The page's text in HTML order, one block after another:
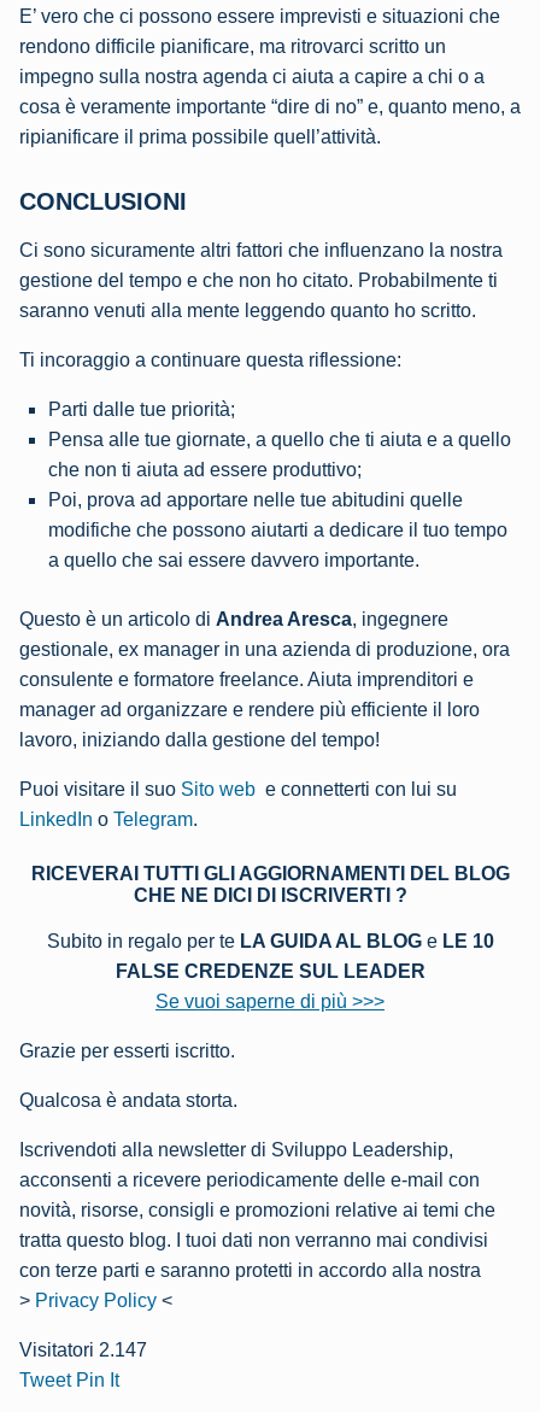
E’ vero che ci possono essere imprevisti e situazioni che
rendono difficile pianificare, ma ritrovarci scritto un
impegno sulla nostra agenda ci aiuta a capire a chi o a
cosa è veramente importante “dire di no” e, quanto meno, a
ripianificare il prima possibile quell’attività.
CONCLUSIONI
Ci sono sicuramente altri fattori che influenzano la nostra
gestione del tempo e che non ho citato. Probabilmente ti
saranno venuti alla mente leggendo quanto ho scritto.
Ti incoraggio a continuare questa riflessione:
Parti dalle tue priorità;
Pensa alle tue giornate, a quello che ti aiuta e a quello
che non ti aiuta ad essere produttivo;
Poi, prova ad apportare nelle tue abitudini quelle
modifiche che possono aiutarti a dedicare il tuo tempo
a quello che sai essere davvero importante.
Questo è un articolo di Andrea Aresca, ingegnere
gestionale, ex manager in una azienda di produzione, ora
consulente e formatore freelance. Aiuta imprenditori e
manager ad organizzare e rendere più efficiente il loro
lavoro, iniziando dalla gestione del tempo!
Puoi visitare il suo Sito web e connetterti con lui su
LinkedIn o Telegram.
RICEVERAI TUTTI GLI AGGIORNAMENTI DEL BLOG
CHE NE DICI DI ISCRIVERTI ?
Subito in regalo per te LA GUIDA AL BLOG e LE 10
FALSE CREDENZE SUL LEADER
Se vuoi saperne di più >>>
Grazie per esserti iscritto.
Qualcosa è andata storta.
Iscrivendoti alla newsletter di Sviluppo Leadership,
acconsenti a ricevere periodicamente delle e-mail con
novità, risorse, consigli e promozioni relative ai temi che
tratta questo blog. I tuoi dati non verranno mai condivisi
con terze parti e saranno protetti in accordo alla nostra
> Privacy Policy <
Visitatori 2.147
Tweet Pin It